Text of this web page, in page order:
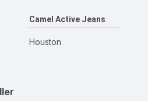
Camel Active Jeans
Houston